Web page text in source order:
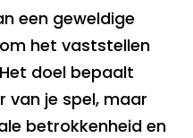
een geweldige
het vaststellen
doel bepaalt
van je spel, maar
betrokkenheid en